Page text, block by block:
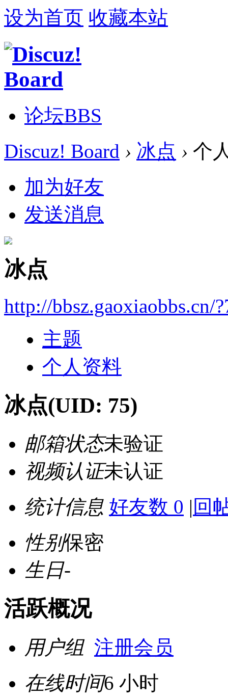
设为首页 收藏本站
论坛BBS
Discuz! Board › 冰点 › 个
加为好友
发送消息
冰点
http://bbsz.gaoxiaobbs.cn/
主题
个人资料
冰点(UID: 75)
邮箱状态未验证
视频认证未认证
统计信息 好友数 0 | 回
性别保密
生日-
活跃概况
用户组 注册会员
在线时间6 小时